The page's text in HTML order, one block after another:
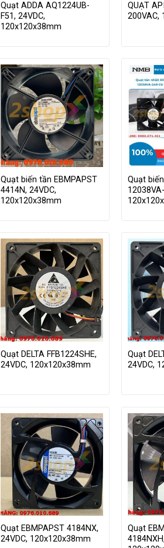
Quạt ADDA AQ1224UB-
F51, 24VDC,
120x120x38mm
QUẠT
200VAC,
Quạt biến tần EBMPAPST
4414N, 24VDC,
120x120x38mm
Quạt
Quạt DELTA FFB1224SHE,
24VDC, 120x120x38mm
Quạt
24VDC,
Quạt EBMPAPST 4184NX,
24VDC, 120x120x38mm
Quạt